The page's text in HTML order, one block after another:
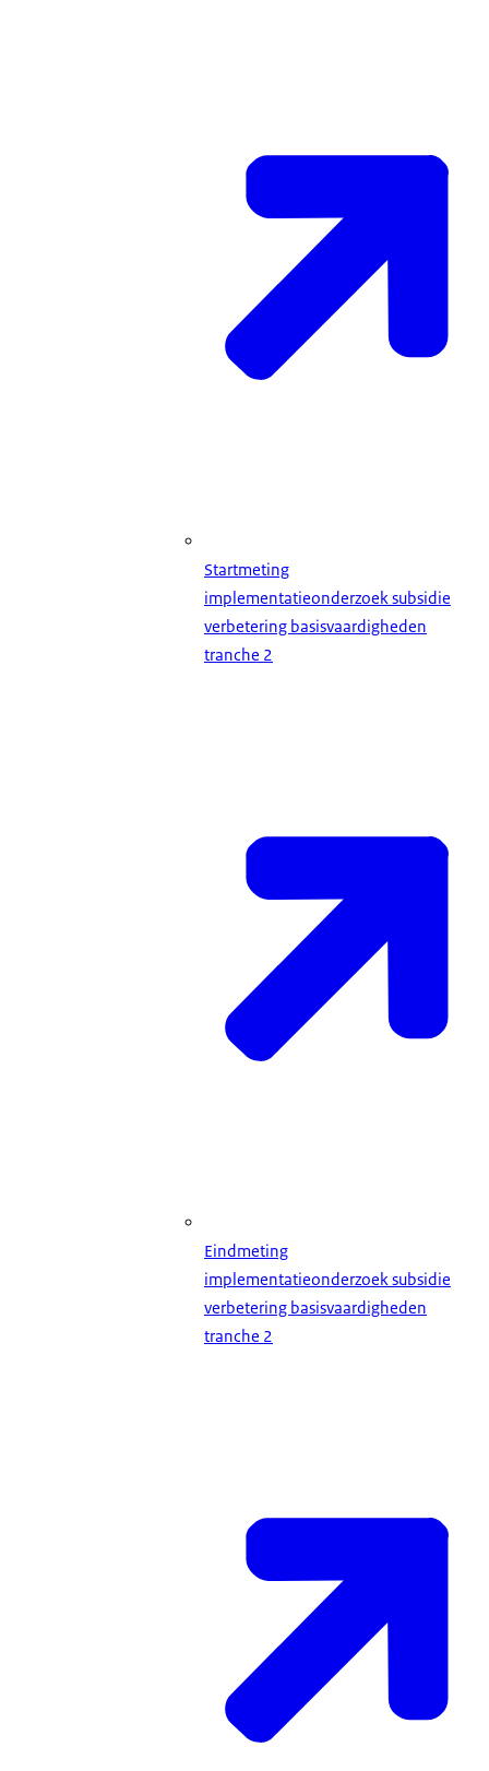
Startmeting
implementatieonderzoek subsidie
verbetering basisvaardigheden
tranche 2
Eindmeting
implementatieonderzoek subsidie
verbetering basisvaardigheden
tranche 2